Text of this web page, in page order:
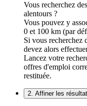
Vous recherchez
alentours ?
Vous pouvez y
0 et 100 km (par
Si vous recherchez
devez alors
Lancez votre
offres d'emploi
restituée.
2. Affiner les